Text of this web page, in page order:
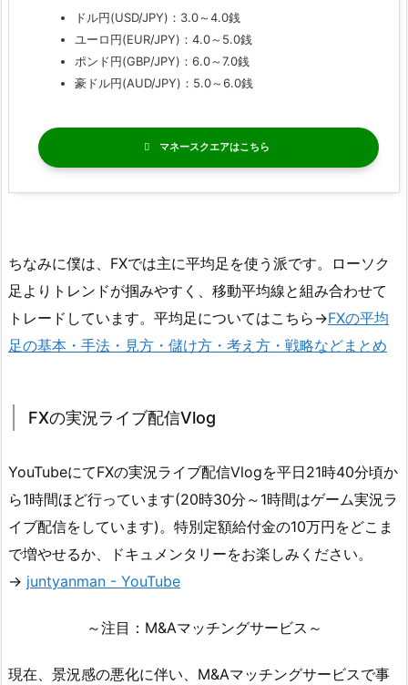
ドル円(USD/JPY)：3.0～4.0銭
ユーロ円(EUR/JPY)：4.0～5.0銭
ポンド円(GBP/JPY)：6.0～7.0銭
豪ドル円(AUD/JPY)：5.0～6.0銭
マネースクエア
ちなみに僕は、FXでは主に平均足を使う派です。ローソク
足よりトレンドが掴みやすく、移動平均線と組み合わせて
トレードしています。平均足についてはこちら→FXの平均
足の基本・手法・見方・儲け方・考え方・戦略などまとめ
FXの実況ライブ配信Vlog
YouTubeにてFXの実況ライブ配信Vlogを平日21時40分頃か
ら1時間ほど行っています(20時30分～1時間はゲーム実況ラ
イブ配信をしています)。特別定額給付金の10万円をどこま
で増やせるか、ドキュメンタリーをお楽しみください。
→ juntyanman - YouTube
～注目：M&Aマッチングサービス～
現在、景況感の悪化に伴い、M&Aマッチングサービスで事